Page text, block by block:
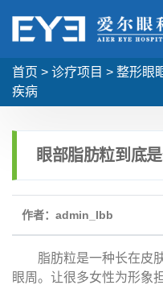
首页 > 诊疗项目 > 整形眼
疾病
眼部脂肪粒到底
作者：admin_lbb
脂肪粒是一种长在皮肤
眼周。让很多女性为形象